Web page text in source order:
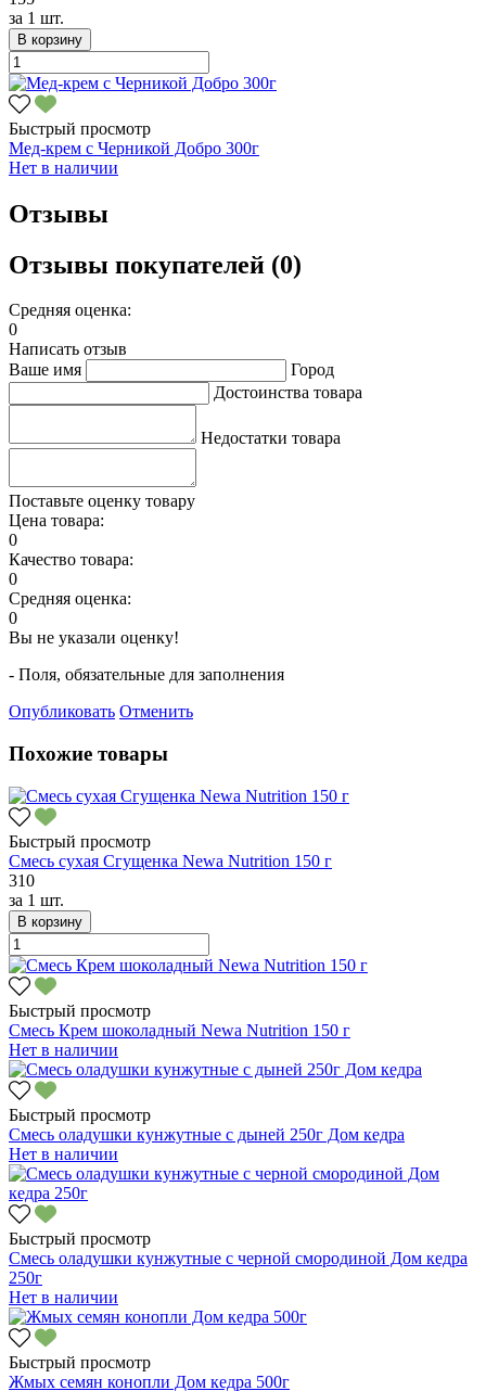
за 1 шт.
В корзину
Быстрый просмотр
Мед-крем с Черникой Добро 300г
Нет в наличии
Отзывы
Отзывы покупателей (0)
Средняя оценка:
0
Написать отзыв
Ваше имя
Город
Достоинства товара
Недостатки товара
Поставьте оценку товару
Цена товара:
0
Качество товара:
0
Средняя оценка:
0
Вы не указали оценку!
- Поля, обязательные для заполнения
Опубликовать Отменить
Похожие товары
Быстрый просмотр
Смесь сухая Сгущенка Newa Nutrition 150 г
310
за 1 шт.
В корзину
Быстрый просмотр
Смесь Крем шоколадный Newa Nutrition 150 г
Нет в наличии
Быстрый просмотр
Смесь оладушки кунжутные с дыней 250г Дом кедра
Нет в наличии
Быстрый просмотр
Смесь оладушки кунжутные с черной смородиной Дом кедра
250г
Нет в наличии
Быстрый просмотр
Жмых семян конопли Дом кедра 500г